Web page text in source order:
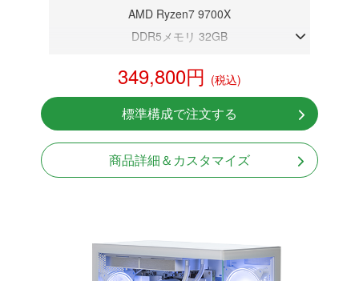
AMD Ryzen7 9700X
DDR5メモリ 32GB
NVMeSSD 1TB
無線LAN Bluetooth対応
Windows11 Home 64bit
349,800円 (税込)
標準構成で注文する
商品詳細＆カスタマイズ